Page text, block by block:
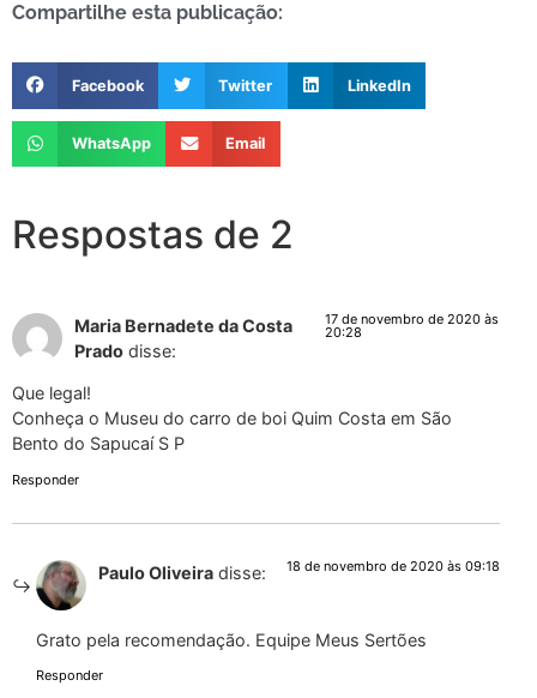
Compartilhe esta publicação:
Facebook Twitter LinkedIn
WhatsApp Email
Respostas de 2
Maria Bernadete da Costa
Prado disse:
17 de novembro de 2020 às
20:28
Que legal!
Conheça o Museu do carro de boi Quim Costa em São
Bento do Sapucaí S P
Responder
Paulo Oliveira disse: 18 de novembro de 2020 às 09:18
Grato pela recomendação. Equipe Meus Sertões
Responder